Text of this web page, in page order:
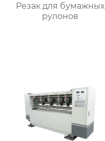
Резак для бумажных
рулонов